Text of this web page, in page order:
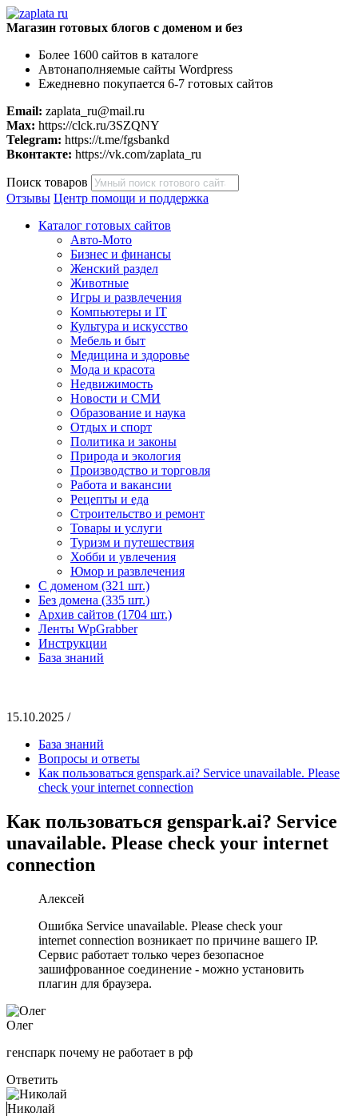
Магазин готовых блогов с доменом и без
Более 1600 сайтов в каталоге
Автонаполняемые сайты Wordpress
Ежедневно покупается 6-7 готовых сайтов
Email: zaplata_ru@mail.ru
Max: https://clck.ru/3SZQNY
Telegram: https://t.me/fgsbankd
Вконтакте: https://vk.com/zaplata_ru
Поиск товаров
Отзывы Центр помощи и поддержка
Каталог готовых сайтов
Авто-Мото
Бизнес и финансы
Женский раздел
Животные
Игры и развлечения
Компьютеры и IT
Культура и искусство
Мебель и быт
Медицина и здоровье
Мода и красота
Недвижимость
Новости и СМИ
Образование и наука
Отдых и спорт
Политика и законы
Природа и экология
Производство и торговля
Работа и вакансии
Рецепты и еда
Строительство и ремонт
Товары и услуги
Туризм и путешествия
Хобби и увлечения
Юмор и развлечения
С доменом (321 шт.)
Без домена (335 шт.)
Архив сайтов (1704 шт.)
Ленты WpGrabber
Инструкции
База знаний
15.10.2025 /
База знаний
Вопросы и ответы
Как пользоваться genspark.ai? Service unavailable. Please
check your internet connection
Как пользоваться genspark.ai? Service
unavailable. Please check your internet
connection
Алексей
Ошибка Service unavailable. Please check your
internet connection возникает по причине вашего IP.
Сервис работает только через безопасное
зашифрованное соединение - можно установить
плагин для браузера.
Олег
генспарк почему не работает в рф
Ответить
Николай